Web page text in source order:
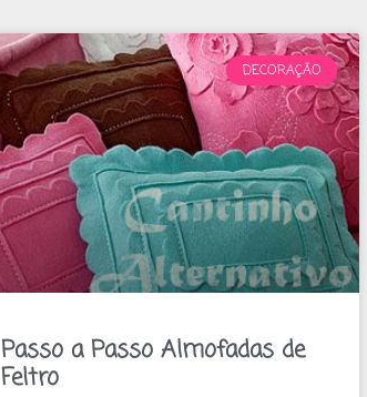
DECORAÇÃO
Passo a Passo Almofadas de
Feltro